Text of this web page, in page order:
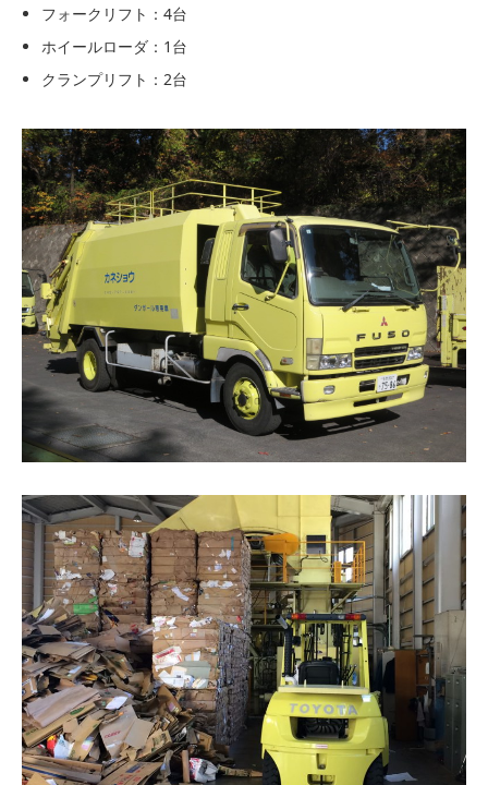
フォークリフト：4台
ホイールローダ：1台
クランプリフト：2台